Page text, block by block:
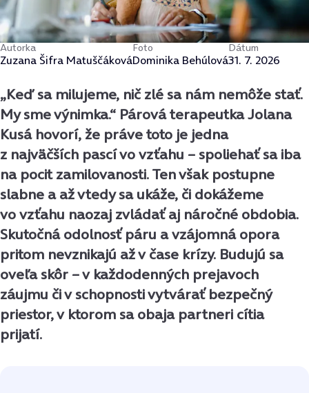
Autorka
Zuzana Šifra Matuščáková
Foto
Dominika Behúlová
Dátum
31. 7. 2026
„Keď sa milujeme, nič zlé sa nám nemôže stať.
My sme výnimka.“ Párová terapeutka Jolana
Kusá hovorí, že práve toto je jedna
z najväčších pascí vo vzťahu – spoliehať sa iba
na pocit zamilovanosti. Ten však postupne
slabne a až vtedy sa ukáže, či dokážeme
vo vzťahu naozaj zvládať aj náročné obdobia.
Skutočná odolnosť páru a vzájomná opora
pritom nevznikajú až v čase krízy. Budujú sa
oveľa skôr – v každodenných prejavoch
záujmu či v schopnosti vytvárať bezpečný
priestor, v ktorom sa obaja partneri cítia
prijatí.